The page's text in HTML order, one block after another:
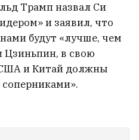
Трамп назвал Си
и заявил, что
будут «лучше, чем
Цзиньпин, в свою
и Китай должны